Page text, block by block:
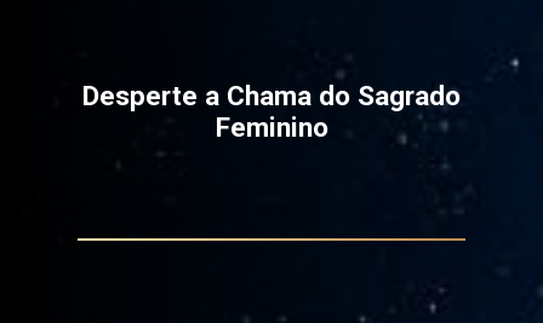
Desperte a Chama do Sagrado
Feminino